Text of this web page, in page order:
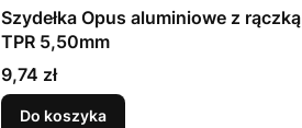
Szydełka Opus aluminiowe z rączką
TPR 5,50mm
Cena
9,74 zł
Do koszyka